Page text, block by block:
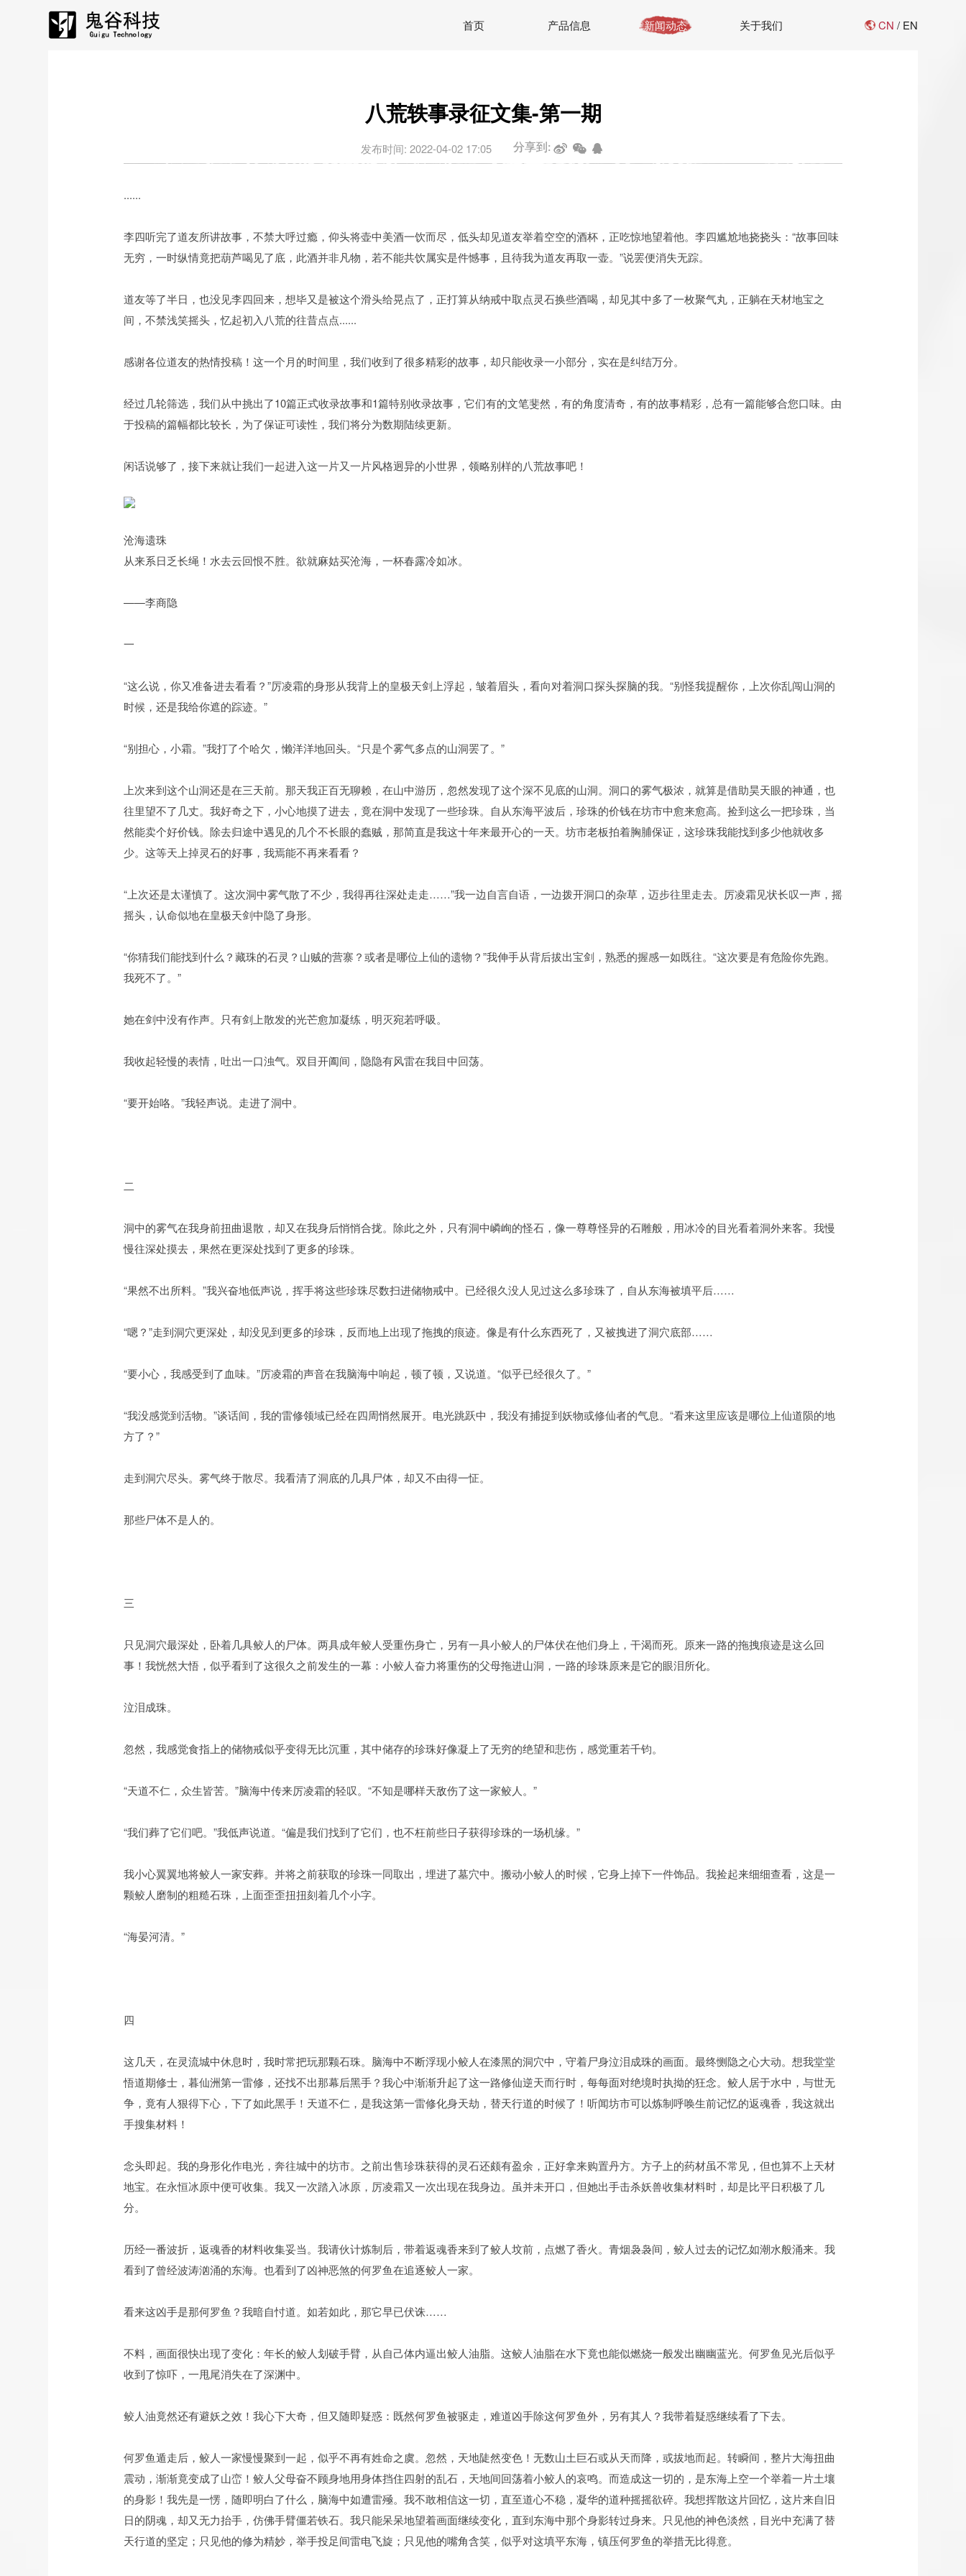
首页 产品信息 新闻动态 关于我们 CN / EN
八荒轶事录征文集-第一期
发布时间: 2022-04-02 17:05 分享到:
......
李四听完了道友所讲故事，不禁大呼过瘾，仰头将壶中美酒一饮而尽，低头却见道友举着空空的酒杯，正吃惊地望着他。李四尴尬地挠挠头：“故事回味
无穷，一时纵情竟把葫芦喝见了底，此酒并非凡物，若不能共饮属实是件憾事，且待我为道友再取一壶。”说罢便消失无踪。
道友等了半日，也没见李四回来，想毕又是被这个滑头给晃点了，正打算从纳戒中取点灵石换些酒喝，却见其中多了一枚聚气丸，正躺在天材地宝之
间，不禁浅笑摇头，忆起初入八荒的往昔点点......
感谢各位道友的热情投稿！这一个月的时间里，我们收到了很多精彩的故事，却只能收录一小部分，实在是纠结万分。
经过几轮筛选，我们从中挑出了10篇正式收录故事和1篇特别收录故事，它们有的文笔斐然，有的角度清奇，有的故事精彩，总有一篇能够合您口味。由
于投稿的篇幅都比较长，为了保证可读性，我们将分为数期陆续更新。
闲话说够了，接下来就让我们一起进入这一片又一片风格迥异的小世界，领略别样的八荒故事吧！
沧海遗珠
从来系日乏长绳！水去云回恨不胜。欲就麻姑买沧海，一杯春露冷如冰。
——李商隐
一
“这么说，你又准备进去看看？”厉凌霜的身形从我背上的皇极天剑上浮起，皱着眉头，看向对着洞口探头探脑的我。“别怪我提醒你，上次你乱闯山洞的
时候，还是我给你遮的踪迹。”
“别担心，小霜。”我打了个哈欠，懒洋洋地回头。“只是个雾气多点的山洞罢了。”
上次来到这个山洞还是在三天前。那天我正百无聊赖，在山中游历，忽然发现了这个深不见底的山洞。洞口的雾气极浓，就算是借助昊天眼的神通，也
往里望不了几丈。我好奇之下，小心地摸了进去，竟在洞中发现了一些珍珠。自从东海平波后，珍珠的价钱在坊市中愈来愈高。捡到这么一把珍珠，当
然能卖个好价钱。除去归途中遇见的几个不长眼的蠢贼，那简直是我这十年来最开心的一天。坊市老板拍着胸脯保证，这珍珠我能找到多少他就收多
少。这等天上掉灵石的好事，我焉能不再来看看？
“上次还是太谨慎了。这次洞中雾气散了不少，我得再往深处走走……”我一边自言自语，一边拨开洞口的杂草，迈步往里走去。厉凌霜见状长叹一声，摇
摇头，认命似地在皇极天剑中隐了身形。
“你猜我们能找到什么？藏珠的石灵？山贼的营寨？或者是哪位上仙的遗物？”我伸手从背后拔出宝剑，熟悉的握感一如既往。“这次要是有危险你先跑。
我死不了。”
她在剑中没有作声。只有剑上散发的光芒愈加凝练，明灭宛若呼吸。
我收起轻慢的表情，吐出一口浊气。双目开阖间，隐隐有风雷在我目中回荡。
“要开始咯。”我轻声说。走进了洞中。
二
洞中的雾气在我身前扭曲退散，却又在我身后悄悄合拢。除此之外，只有洞中嶙峋的怪石，像一尊尊怪异的石雕般，用冰冷的目光看着洞外来客。我慢
慢往深处摸去，果然在更深处找到了更多的珍珠。
“果然不出所料。”我兴奋地低声说，挥手将这些珍珠尽数扫进储物戒中。已经很久没人见过这么多珍珠了，自从东海被填平后……
“嗯？”走到洞穴更深处，却没见到更多的珍珠，反而地上出现了拖拽的痕迹。像是有什么东西死了，又被拽进了洞穴底部……
“要小心，我感受到了血味。”厉凌霜的声音在我脑海中响起，顿了顿，又说道。“似乎已经很久了。”
“我没感觉到活物。”谈话间，我的雷修领域已经在四周悄然展开。电光跳跃中，我没有捕捉到妖物或修仙者的气息。“看来这里应该是哪位上仙道陨的地
方了？”
走到洞穴尽头。雾气终于散尽。我看清了洞底的几具尸体，却又不由得一怔。
那些尸体不是人的。
三
只见洞穴最深处，卧着几具鲛人的尸体。两具成年鲛人受重伤身亡，另有一具小鲛人的尸体伏在他们身上，干渴而死。原来一路的拖拽痕迹是这么回
事！我恍然大悟，似乎看到了这很久之前发生的一幕：小鲛人奋力将重伤的父母拖进山洞，一路的珍珠原来是它的眼泪所化。
泣泪成珠。
忽然，我感觉食指上的储物戒似乎变得无比沉重，其中储存的珍珠好像凝上了无穷的绝望和悲伤，感觉重若千钧。
“天道不仁，众生皆苦。”脑海中传来厉凌霜的轻叹。“不知是哪样天敌伤了这一家鲛人。”
“我们葬了它们吧。”我低声说道。“偏是我们找到了它们，也不枉前些日子获得珍珠的一场机缘。”
我小心翼翼地将鲛人一家安葬。并将之前获取的珍珠一同取出，埋进了墓穴中。搬动小鲛人的时候，它身上掉下一件饰品。我捡起来细细查看，这是一
颗鲛人磨制的粗糙石珠，上面歪歪扭扭刻着几个小字。
“海晏河清。”
四
这几天，在灵流城中休息时，我时常把玩那颗石珠。脑海中不断浮现小鲛人在漆黑的洞穴中，守着尸身泣泪成珠的画面。最终恻隐之心大动。想我堂堂
悟道期修士，暮仙洲第一雷修，还找不出那幕后黑手？我心中渐渐升起了这一路修仙逆天而行时，每每面对绝境时执拗的狂念。鲛人居于水中，与世无
争，竟有人狠得下心，下了如此黑手！天道不仁，是我这第一雷修化身天劫，替天行道的时候了！听闻坊市可以炼制呼唤生前记忆的返魂香，我这就出
手搜集材料！
念头即起。我的身形化作电光，奔往城中的坊市。之前出售珍珠获得的灵石还颇有盈余，正好拿来购置丹方。方子上的药材虽不常见，但也算不上天材
地宝。在永恒冰原中便可收集。我又一次踏入冰原，厉凌霜又一次出现在我身边。虽并未开口，但她出手击杀妖兽收集材料时，却是比平日积极了几
分。
历经一番波折，返魂香的材料收集妥当。我请伙计炼制后，带着返魂香来到了鲛人坟前，点燃了香火。青烟袅袅间，鲛人过去的记忆如潮水般涌来。我
看到了曾经波涛汹涌的东海。也看到了凶神恶煞的何罗鱼在追逐鲛人一家。
看来这凶手是那何罗鱼？我暗自忖道。如若如此，那它早已伏诛……
不料，画面很快出现了变化：年长的鲛人划破手臂，从自己体内逼出鲛人油脂。这鲛人油脂在水下竟也能似燃烧一般发出幽幽蓝光。何罗鱼见光后似乎
收到了惊吓，一甩尾消失在了深渊中。
鲛人油竟然还有避妖之效！我心下大奇，但又随即疑惑：既然何罗鱼被驱走，难道凶手除这何罗鱼外，另有其人？我带着疑惑继续看了下去。
何罗鱼遁走后，鲛人一家慢慢聚到一起，似乎不再有姓命之虞。忽然，天地陡然变色！无数山土巨石或从天而降，或拔地而起。转瞬间，整片大海扭曲
震动，渐渐竟变成了山峦！鲛人父母奋不顾身地用身体挡住四射的乱石，天地间回荡着小鲛人的哀鸣。而造成这一切的，是东海上空一个举着一片土壤
的身影！我先是一愣，随即明白了什么，脑海中如遭雷殛。我不敢相信这一切，直至道心不稳，凝华的道种摇摇欲碎。我想挥散这片回忆，这片来自旧
日的阴魂，却又无力抬手，仿佛手臂僵若铁石。我只能呆呆地望着画面继续变化，直到东海中那个身影转过身来。只见他的神色淡然，目光中充满了替
天行道的坚定；只见他的修为精妙，举手投足间雷电飞旋；只见他的嘴角含笑，似乎对这填平东海，镇压何罗鱼的举措无比得意。